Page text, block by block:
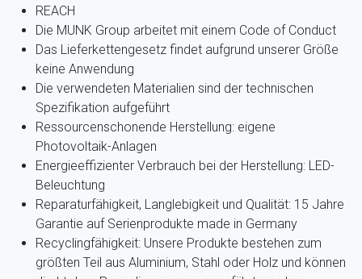
REACH
Die MUNK Group arbeitet mit einem Code of Conduct
Das Lieferkettengesetz findet aufgrund unserer Größe
keine Anwendung
Die verwendeten Materialien sind der technischen
Spezifikation aufgeführt
Ressourcenschonende Herstellung: eigene
Photovoltaik-Anlagen
Energieeffizienter Verbrauch bei der Herstellung: LED-
Beleuchtung
Reparaturfähigkeit, Langlebigkeit und Qualität: 15 Jahre
Garantie auf Serienprodukte made in Germany
Recyclingfähigkeit: Unsere Produkte bestehen zum
größten Teil aus Aluminium, Stahl oder Holz und können